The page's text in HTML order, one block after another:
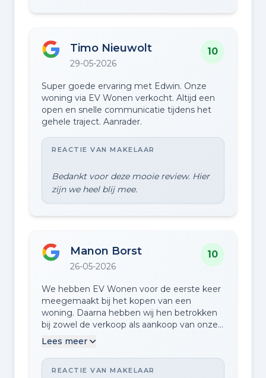
alle ondersteuning. Bij de overdracht was hij
meerdere makelaars gehad in ons leven
maar EV Wonen is met vlag en wimpel de
veel dank!!🙏🏼
Timo Nieuwolt
29-05-2026
10
Super goede ervaring met Edwin. Onze
woning via EV Wonen verkocht. Altijd een
open en snelle communicatie tijdens het
gehele traject. Aanrader.
REACTIE VAN MAKELAAR
Bedankt voor deze mooie review. Hier
Manon Borst
26-05-2026
10
We hebben EV Wonen voor de eerste keer
meegemaakt bij het kopen van een
woning. Daarna hebben wij hen betrokken
bij zowel de verkoop als aankoop van onze
woningen, omdat wij zeer te spreken zijn
vanuit hun kant en de afhandeling van de
zaken. EV Wonen is zeer kundige makelaar,
Lees meer
REACTIE VAN MAKELAAR